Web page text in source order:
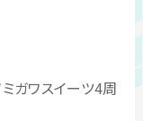
ガワスイーツ4周